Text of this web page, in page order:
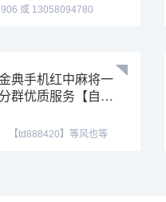
玩
典手机红中麻将一
群优质服务【自
【td888420】等风也等